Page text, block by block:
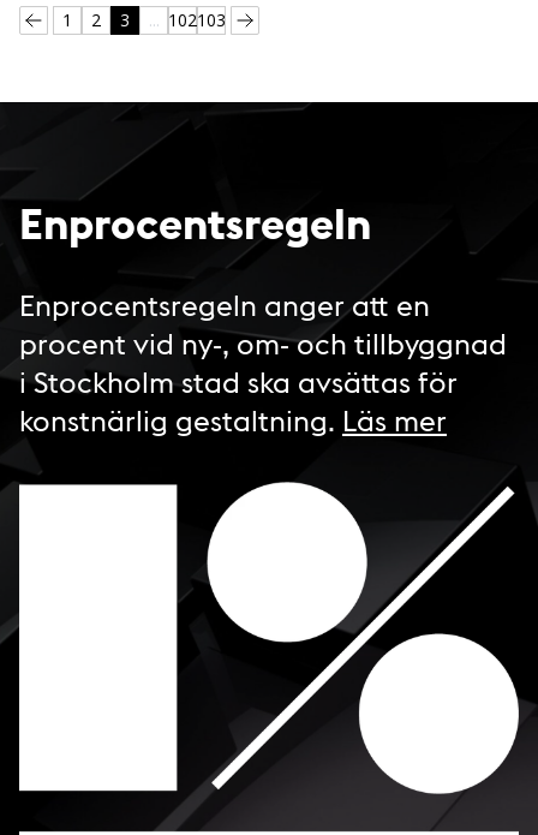
1 2 3 ... 102103
Enprocentsregeln
Enprocentsregeln anger att en
procent vid ny-, om- och tillbyggnad
i Stockholm stad ska avsättas för
konstnärlig gestaltning. Läs mer